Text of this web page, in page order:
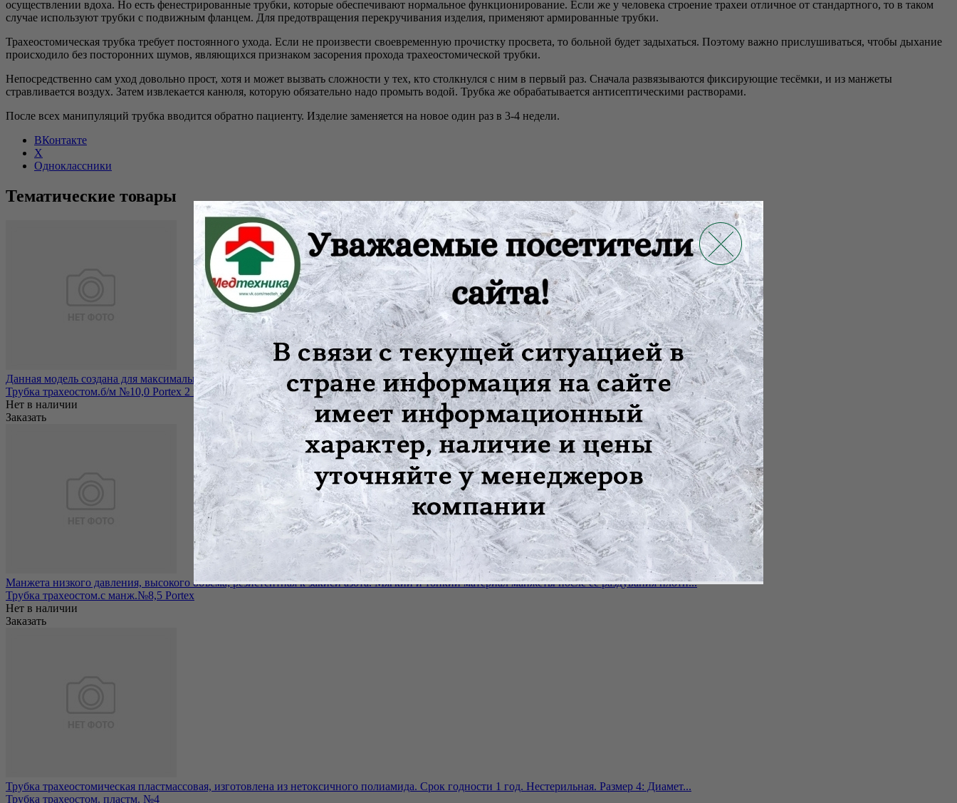
осуществлении вдоха. Но есть фенестрированные трубки, которые обеспечивают нормальное функционирование. Если же у человека строение трахеи отличное от стандартного, то в таком
случае используют трубки с подвижным фланцем. Для предотвращения перекручивания изделия, применяют армированные трубки.
Трахеостомическая трубка требует постоянного ухода. Если не произвести своевременную прочистку просвета, то больной будет задыхаться. Поэтому важно прислушиваться, чтобы дыхание
происходило без посторонних шумов, являющихся признаком засорения прохода трахеостомической трубки.
Непосредственно сам уход довольно прост, хотя и может вызвать сложности у тех, кто столкнулся с ним в первый раз. Сначала развязываются фиксирующие тесёмки, и из манжеты
стравливается воздух. Затем извлекается канюля, которую обязательно надо промыть водой. Трубка же обрабатывается антисептическими растворами.
После всех манипуляций трубка вводится обратно пациенту. Изделие заменяется на новое один раз в 3-4 недели.
ВКонтакте
X
Одноклассники
Тематические товары
Данная модель создана для максимального удобства пациентов. - Изготовлена из термопластичного ПВХ, под действием температуры тела ...
Трубка трахеостом.б/м №10,0 Portex 2 вн.канюл.
Нет в наличии
Заказать
Манжета низкого давления, высокого объема; резистентная к закиси азота. Мягкий и тонкий материал манжеты после ее раздувания плотн...
Трубка трахеостом.с манж.№8,5 Portex
Нет в наличии
Заказать
Трубка трахеостомическая пластмассовая, изготовлена из нетоксичного полиамида. Срок годности 1 год. Нестерильная. Размер 4: Диамет...
Трубка трахеостом. пластм. №4